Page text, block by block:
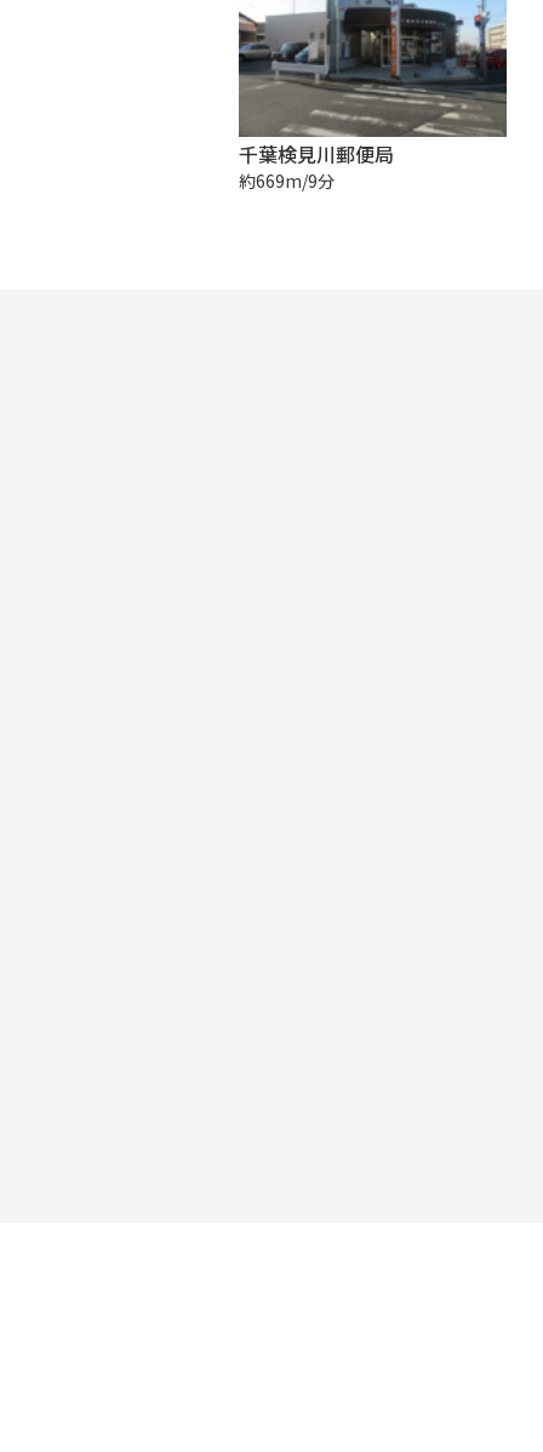
千葉検見川郵便局
約669m/9分